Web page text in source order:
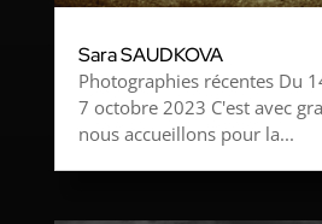
Sara SAUDKOVA
Photographies récentes Du
7 octobre 2023 C'est avec
nous accueillons pour la...